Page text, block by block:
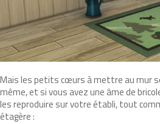
Mais les petits cœurs à mettre au mur
même, et si vous avez une âme de
les reproduire sur votre établi, tout
étagère :